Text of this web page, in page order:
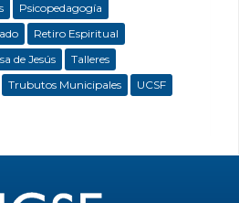
Psicopedagogía
Retiro Espiritual
de Jesús
Talleres
Trubutos Municipales UCSF